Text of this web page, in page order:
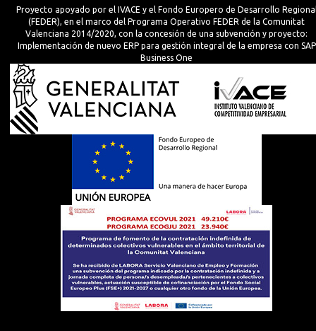
Proyecto apoyado por el IVACE y el Fondo Europero de Desarrollo
(FEDER), en el marco del Programa Operativo FEDER de la Comunitat
Valenciana 2014/2020, con la concesión de una subvención y proyecto:
Implementación de nuevo ERP para gestión integral de la empresa con SAP
Business One